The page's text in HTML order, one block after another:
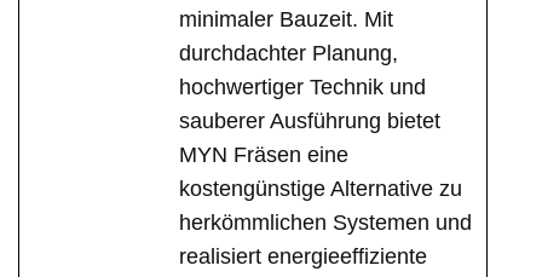
minimaler Bauzeit. Mit
durchdachter Planung,
hochwertiger Technik und
sauberer Ausführung bietet
MYN Fräsen eine
kostengünstige Alternative zu
herkömmlichen Systemen und
realisiert energieeffiziente